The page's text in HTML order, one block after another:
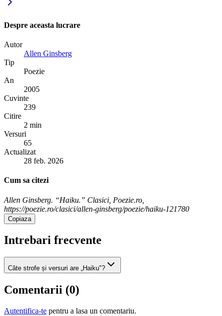
Despre aceasta lucrare
Autor
Allen Ginsberg
Tip
Poezie
An
2005
Cuvinte
239
Citire
2 min
Versuri
65
Actualizat
28 feb. 2026
Cum sa citezi
Allen Ginsberg. “Haiku.” Clasici, Poezie.ro,
https://poezie.ro/clasici/allen-ginsberg/poezie/haiku-121780
Copiaza
Intrebari frecvente
Câte strofe și versuri are „Haiku"?
Comentarii (0)
Autentifica-te pentru a lasa un comentariu.